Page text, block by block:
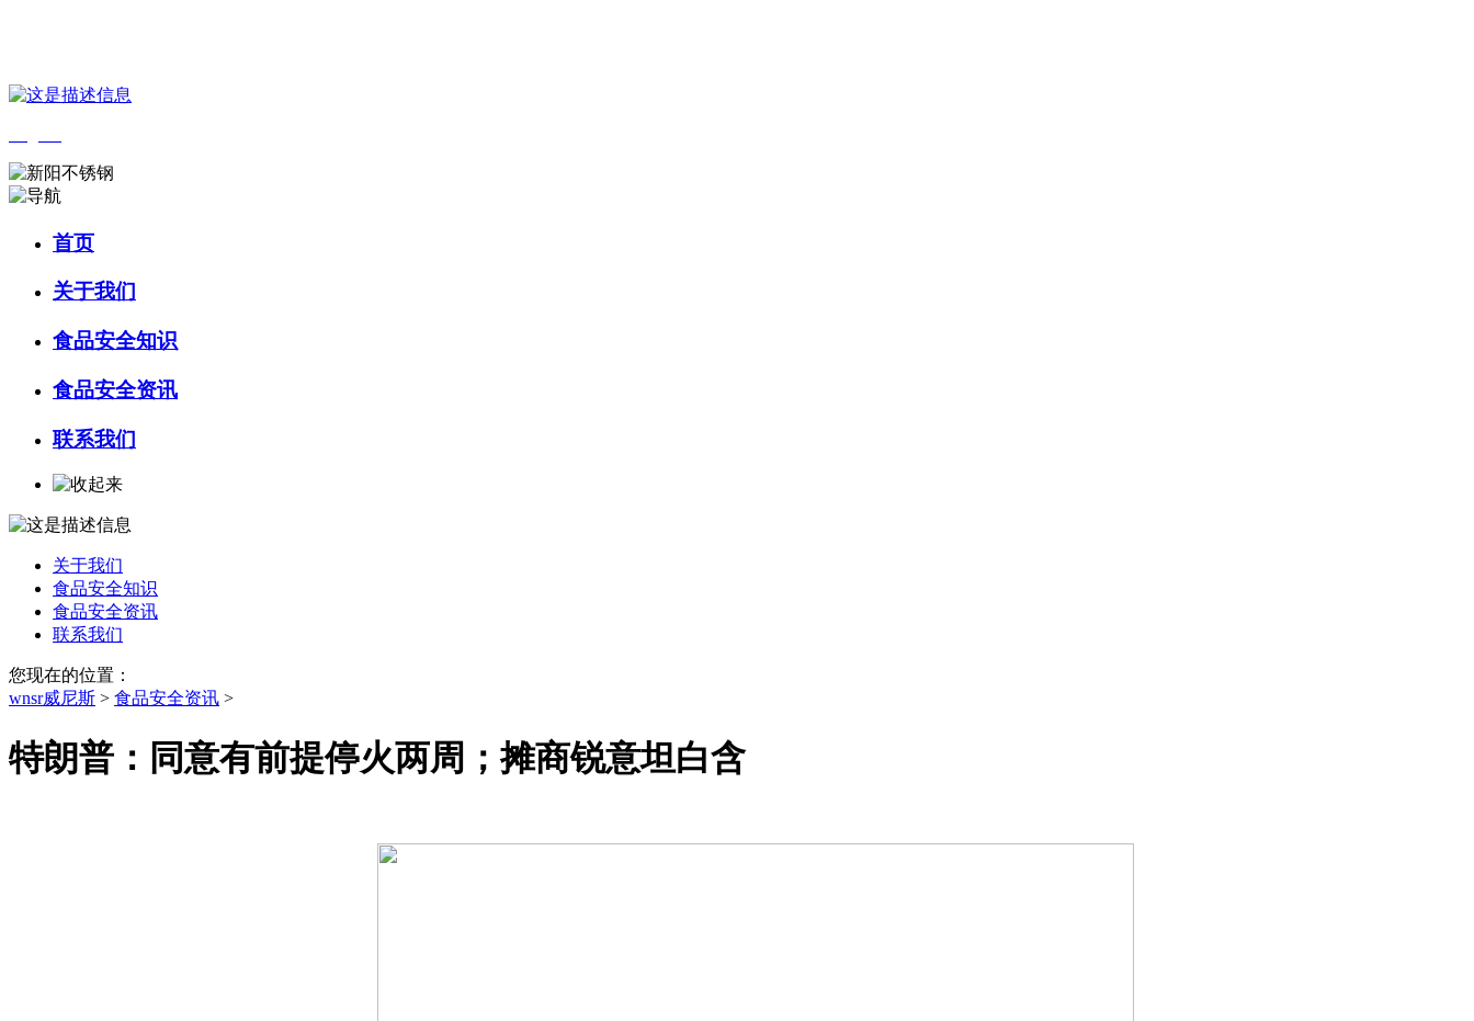
首页
关于我们
食品安全知识
食品安全资讯
联系我们
关于我们
食品安全知识
食品安全资讯
联系我们
您现在的位置：
wnsr威尼斯 > 食品安全资讯 >
特朗普：同意有前提停火两周；摊商锐意坦白含